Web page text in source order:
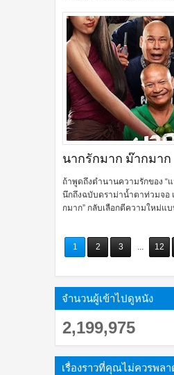
นากรักมาก ม๊ากมาก
ถ้าพูดถึงตำนานความรักของ “
นึกถึงฉบับดราม่าน้ำตาท่วมจอ
กมาก” กลับเลือกตีความใหม่แ
1 2 3 ... 12
จำนวนผู้เข้าไปดูหนัง
2,199,975
เรื่องราวที่คุณไม่ควรพลา